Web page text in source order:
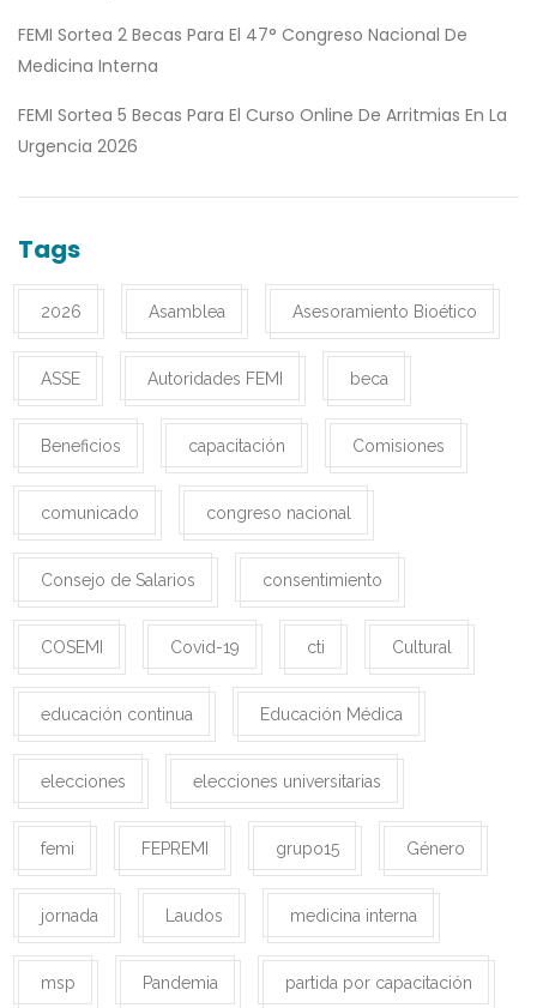
FEMI Sortea 2 Becas Para El 47° Congreso Nacional De
Medicina Interna
FEMI Sortea 5 Becas Para El Curso Online De Arritmias En La
Urgencia 2026
Tags
2026 Asamblea Asesoramiento Bioético
ASSE Autoridades FEMI beca
Beneficios capacitación Comisiones
comunicado congreso nacional
Consejo de Salarios consentimiento
COSEMI Covid-19 cti Cultural
educación continua Educación Médica
elecciones elecciones universitarias
femi FEPREMI grupo15 Género
jornada Laudos medicina interna
msp Pandemia partida por capacitación